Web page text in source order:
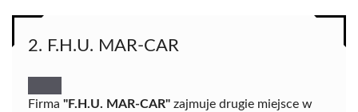
2. F.H.U. MAR-CAR
Firma "F.H.U. MAR-CAR" zajmuje drugie miejsce w